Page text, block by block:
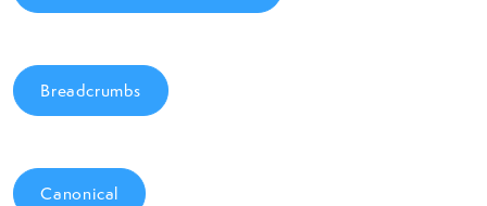
Breadcrumbs
Canonical